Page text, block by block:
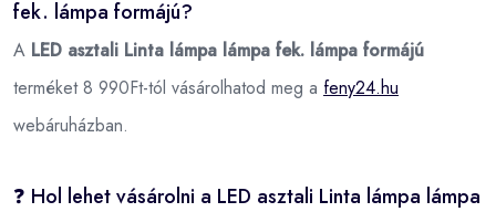
fek. lámpa formájú?
A LED asztali Linta lámpa lámpa fek. lámpa formájú
terméket 8 990Ft-tól vásárolhatod meg a feny24.hu
webáruházban.
❓ Hol lehet vásárolni a LED asztali Linta lámpa lámpa